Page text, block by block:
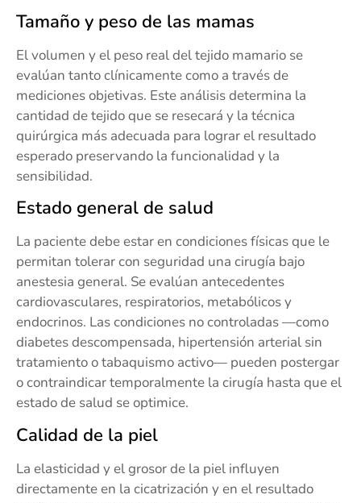
Tamaño y peso de las mamas
El volumen y el peso real del tejido mamario se
evalúan tanto clínicamente como a través de
mediciones objetivas. Este análisis determina la
cantidad de tejido que se resecará y la técnica
quirúrgica más adecuada para lograr el resultado
esperado preservando la funcionalidad y la
sensibilidad.
Estado general de salud
La paciente debe estar en condiciones físicas que le
permitan tolerar con seguridad una cirugía bajo
anestesia general. Se evalúan antecedentes
cardiovasculares, respiratorios, metabólicos y
endocrinos. Las condiciones no controladas —como
diabetes descompensada, hipertensión arterial sin
tratamiento o tabaquismo activo— pueden postergar
o contraindicar temporalmente la cirugía hasta que el
estado de salud se optimice.
Calidad de la piel
La elasticidad y el grosor de la piel influyen
directamente en la cicatrización y en el resultado